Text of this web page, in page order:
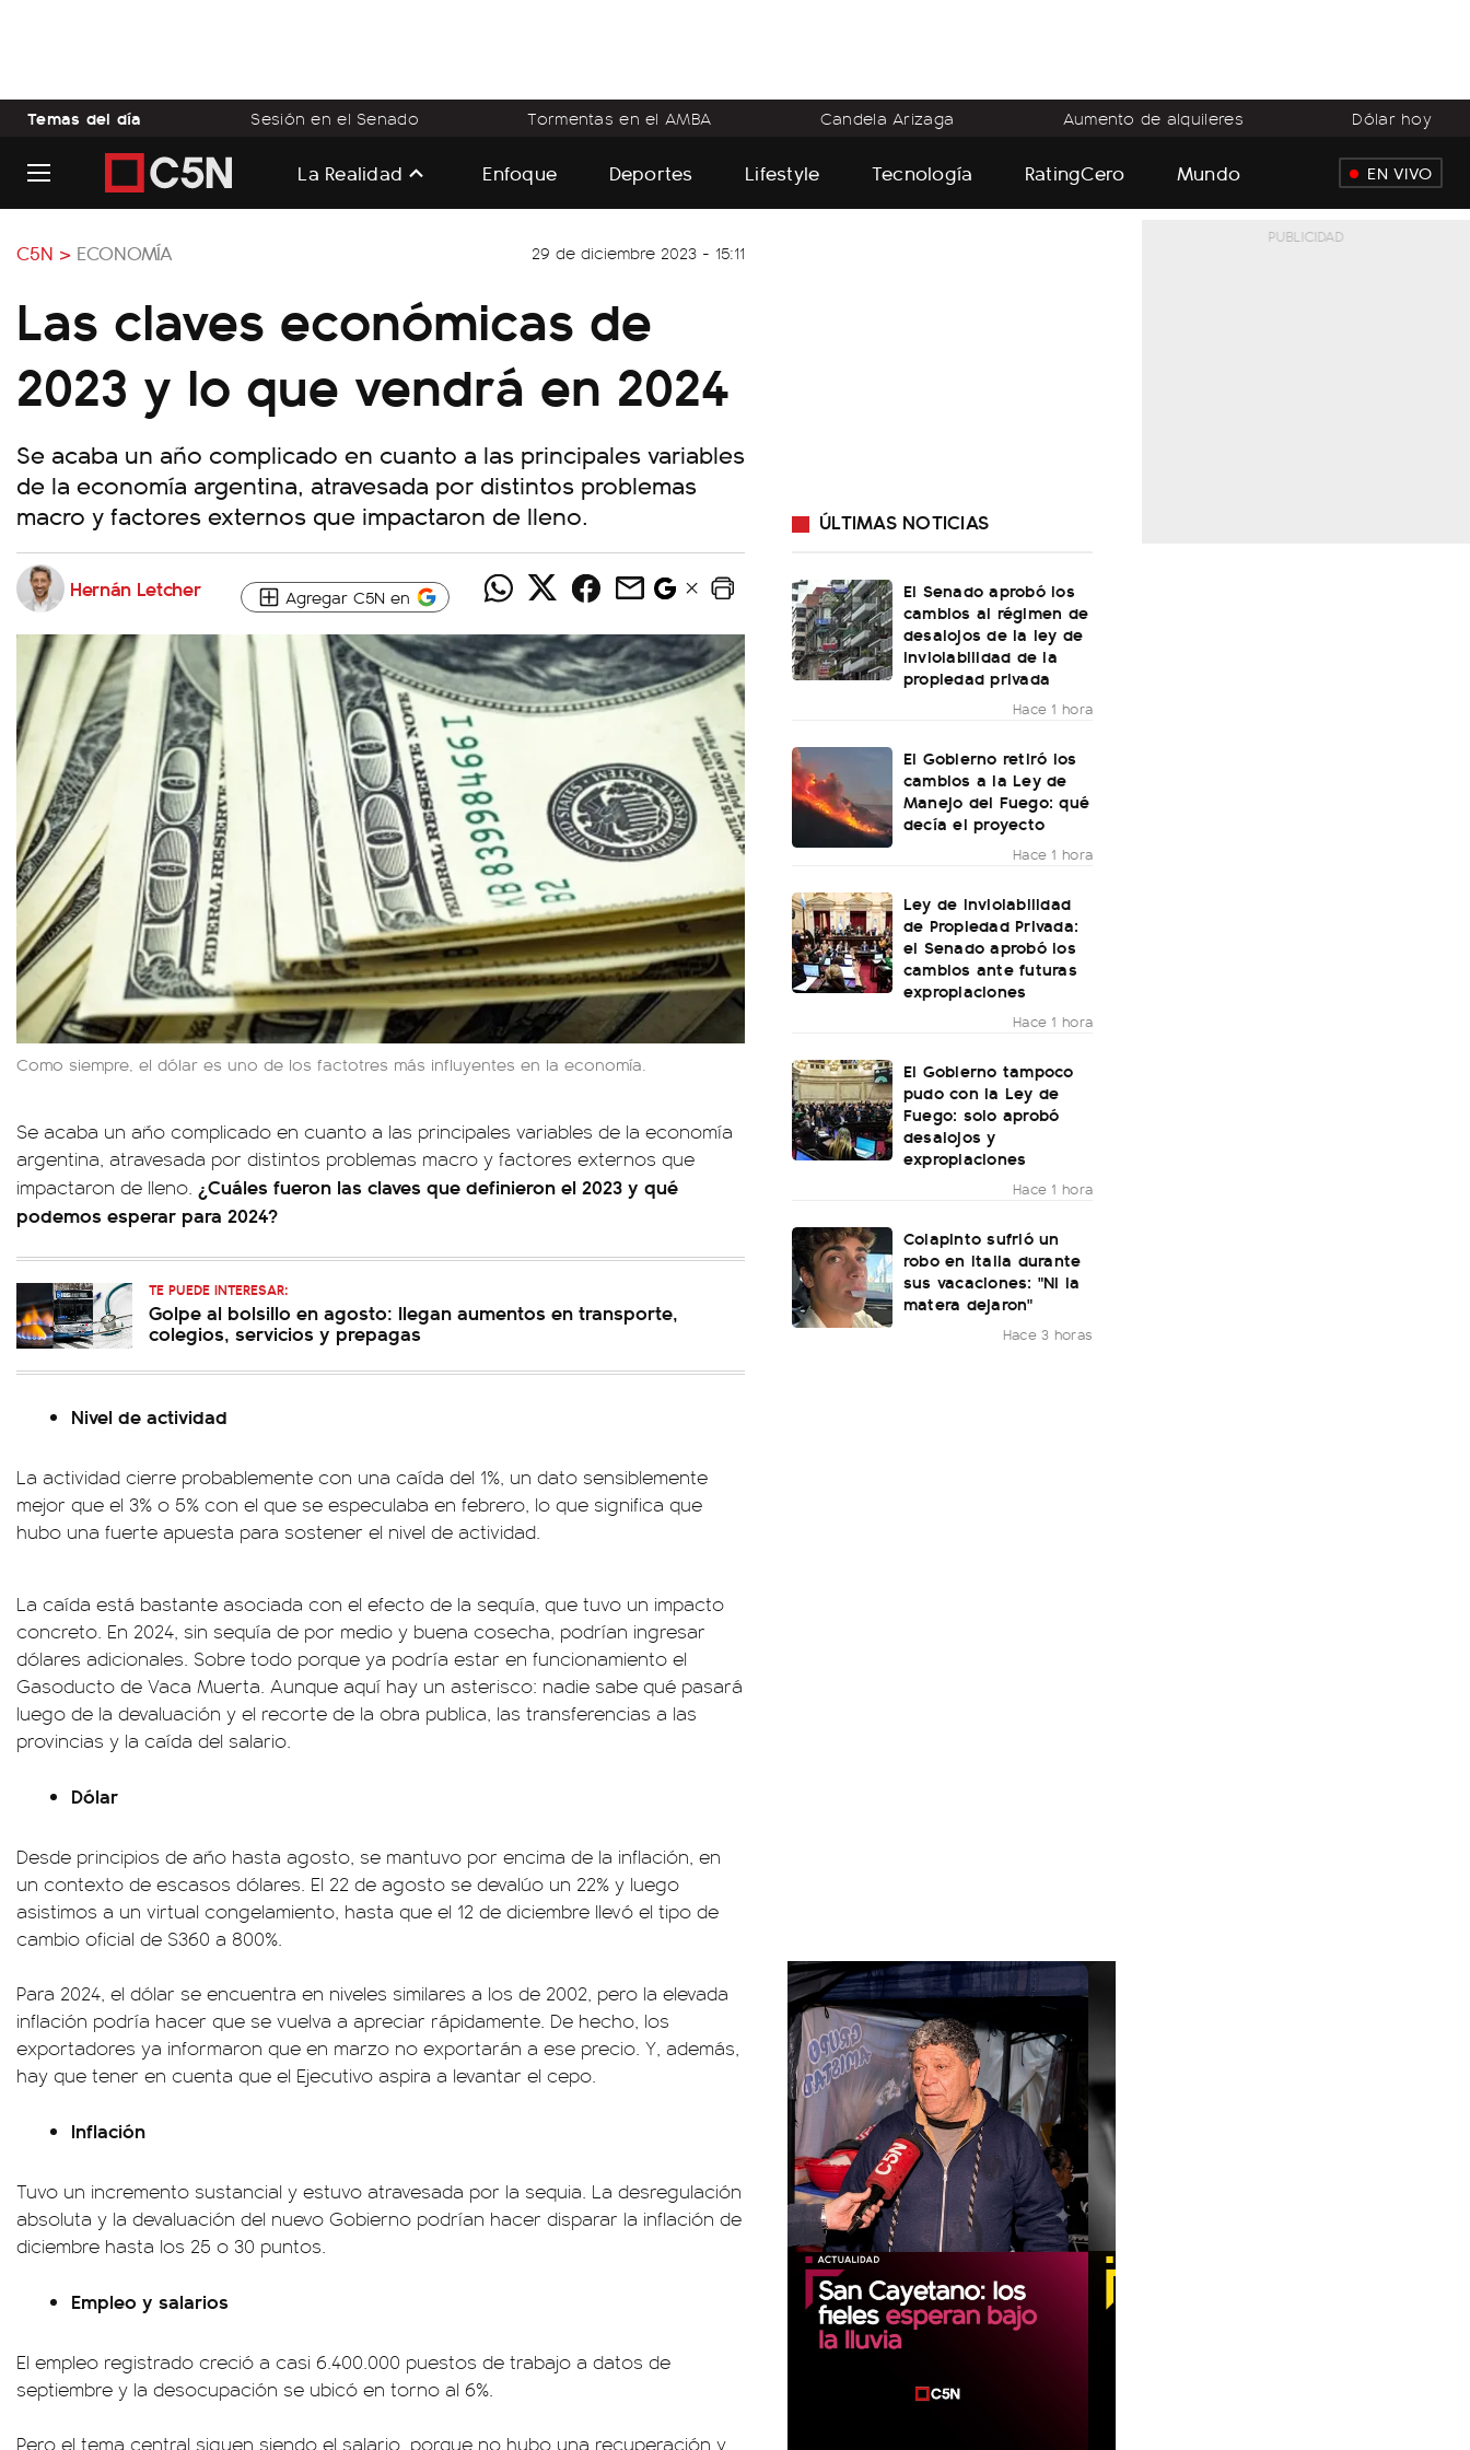
Temas del día Sesión en el Senado Tormentas en el AMBA Candela Arizaga Aumento de alquileres Dólar hoy
La Realidad Enfoque Deportes Lifestyle Tecnología RatingCero Mundo EN VIVO
C5N > ECONOMÍA 29 de diciembre 2023 - 15:11
Las claves económicas de
2023 y lo que vendrá en 2024
Se acaba un año complicado en cuanto a las principales variables
de la economía argentina, atravesada por distintos problemas
macro y factores externos que impactaron de lleno.
Hernán Letcher Agregar C5N en
Como siempre, el dólar es uno de los factotres más influyentes en la economía.
Se acaba un año complicado en cuanto a las principales variables de la economía
argentina, atravesada por distintos problemas macro y factores externos que
impactaron de lleno. ¿Cuáles fueron las claves que definieron el 2023 y qué
podemos esperar para 2024?
TE PUEDE INTERESAR:
Golpe al bolsillo en agosto: llegan aumentos en transporte,
colegios, servicios y prepagas
Nivel de actividad
La actividad cierre probablemente con una caída del 1%, un dato sensiblemente
mejor que el 3% o 5% con el que se especulaba en febrero, lo que significa que
hubo una fuerte apuesta para sostener el nivel de actividad.
La caída está bastante asociada con el efecto de la sequía, que tuvo un impacto
concreto. En 2024, sin sequía de por medio y buena cosecha, podrían ingresar
dólares adicionales. Sobre todo porque ya podría estar en funcionamiento el
Gasoducto de Vaca Muerta. Aunque aquí hay un asterisco: nadie sabe qué pasará
luego de la devaluación y el recorte de la obra publica, las transferencias a las
provincias y la caída del salario.
Dólar
Desde principios de año hasta agosto, se mantuvo por encima de la inflación, en
un contexto de escasos dólares. El 22 de agosto se devalúo un 22% y luego
asistimos a un virtual congelamiento, hasta que el 12 de diciembre llevó el tipo de
cambio oficial de $360 a 800%.
Para 2024, el dólar se encuentra en niveles similares a los de 2002, pero la elevada
inflación podría hacer que se vuelva a apreciar rápidamente. De hecho, los
exportadores ya informaron que en marzo no exportarán a ese precio. Y, además,
hay que tener en cuenta que el Ejecutivo aspira a levantar el cepo.
Inflación
Tuvo un incremento sustancial y estuvo atravesada por la sequia. La desregulación
absoluta y la devaluación del nuevo Gobierno podrían hacer disparar la inflación de
diciembre hasta los 25 o 30 puntos.
Empleo y salarios
El empleo registrado creció a casi 6.400.000 puestos de trabajo a datos de
septiembre y la desocupación se ubicó en torno al 6%.
Pero el tema central siguen siendo el salario, porque no hubo una recuperación y
ÚLTIMAS NOTICIAS
El Senado aprobó los
cambios al régimen de
desalojos de la ley de
inviolabilidad de la
propiedad privada
Hace 1 hora
El Gobierno retiró los
cambios a la Ley de
Manejo del Fuego: qué
decía el proyecto
Hace 1 hora
Ley de Inviolabilidad
de Propiedad Privada:
el Senado aprobó los
cambios ante futuras
expropiaciones
Hace 1 hora
El Gobierno tampoco
pudo con la Ley de
Fuego: solo aprobó
desalojos y
expropiaciones
Hace 1 hora
Colapinto sufrió un
robo en Italia durante
sus vacaciones: "Ni la
matera dejaron"
Hace 3 horas